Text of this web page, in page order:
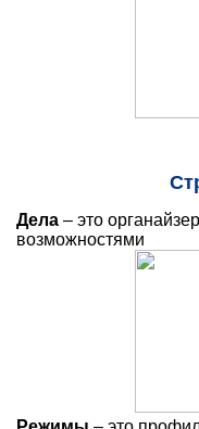
Дела – это
возможностями